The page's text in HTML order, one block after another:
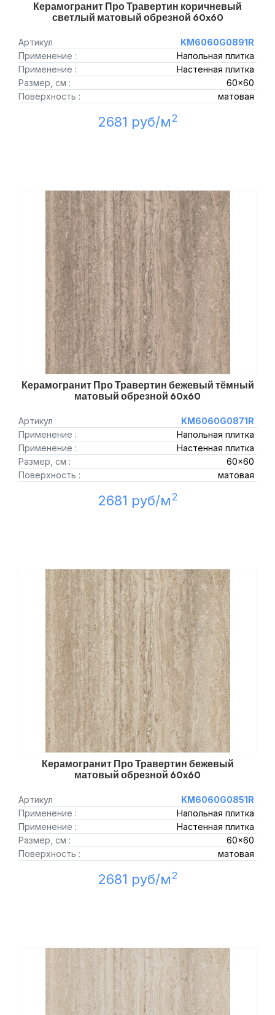
Керамогранит Про Травертин коричневый
светлый матовый обрезной 60x60
Артикул
KM6060G0891R
Применение :
Напольная плитка
Применение :
Настенная плитка
Размер, см :
60x60
Поверхность :
матовая
2681 руб/м2
Керамогранит Про Травертин бежевый тёмный
матовый обрезной 60x60
Артикул
KM6060G0871R
Применение :
Напольная плитка
Применение :
Настенная плитка
Размер, см :
60x60
Поверхность :
матовая
2681 руб/м2
Керамогранит Про Травертин бежевый
матовый обрезной 60x60
Артикул
KM6060G0851R
Применение :
Напольная плитка
Применение :
Настенная плитка
Размер, см :
60x60
Поверхность :
матовая
2681 руб/м2